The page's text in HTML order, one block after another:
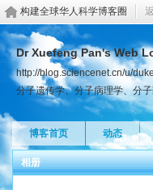
构建全球华人科学博客圈
Dr Xuefeng Pan's Web
http://blog.sciencenet.cn/u/
分子遗传学、分子病理学、分
博客首页 动态
相册